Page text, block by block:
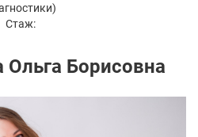
Стаж:
Борисовна